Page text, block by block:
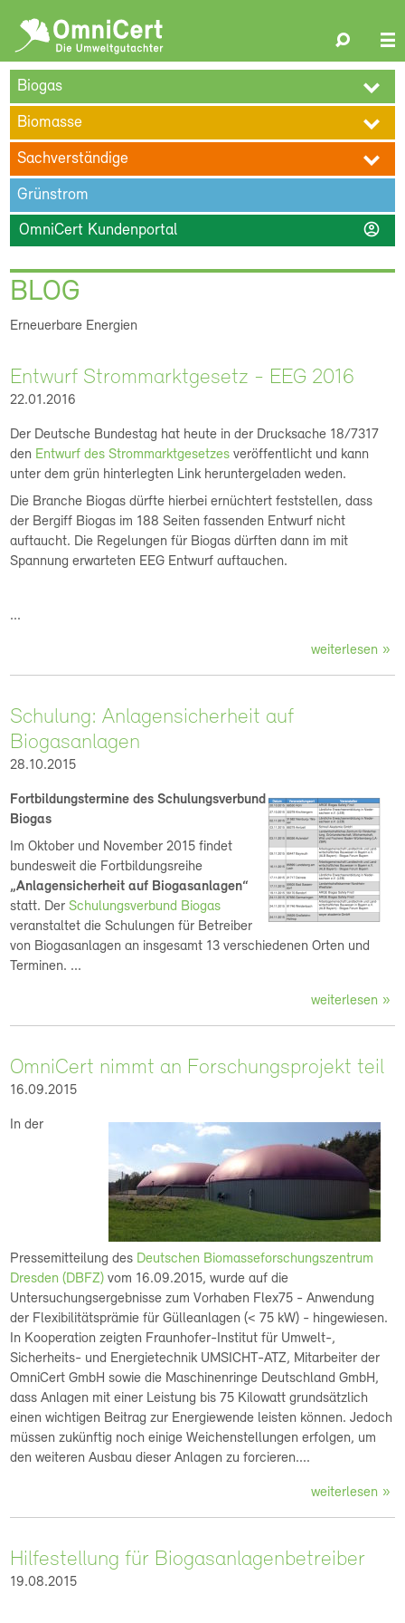
Search
ÜBER UNS BLOG TERMINE REFERENZEN
KARRIERE
KONTAKT
Biogas
Biomasse
Sachverständige
Grünstrom
OmniCert Kundenportal account_circle
BLOG
Erneuerbare Energien
Entwurf Strommarktgesetz - EEG 2016
22.01.2016
Der Deutsche Bundestag hat heute in der Drucksache 18/7317
den Entwurf des Strommarktgesetzes veröffentlicht und kann
unter dem grün hinterlegten Link heruntergeladen weden.
Die Branche Biogas dürfte hierbei ernüchtert feststellen, dass
der Bergiff Biogas im 188 Seiten fassenden Entwurf nicht
auftaucht. Die Regelungen für Biogas dürften dann im mit
Spannung erwarteten EEG Entwurf auftauchen.
...
weiterlesen
Schulung: Anlagensicherheit auf
Biogasanlagen
28.10.2015
Fortbildungstermine des Schulungsverbund
Biogas
Im Oktober und November 2015 findet
bundesweit die Fortbildungsreihe
„Anlagensicherheit auf Biogasanlagen“
statt. DerSchulungsverbund Biogas
veranstaltet die Schulungen für Betreiber
von Biogasanlagen an insgesamt 13 verschiedenen Orten und
Terminen. ...
weiterlesen
OmniCert nimmt an Forschungsprojekt teil
16.09.2015
In der
Pressemitteilung des Deutschen Biomasseforschungszentrum
Dresden (DBFZ) vom 16.09.2015, wurde auf die
Untersuchungsergebnisse zum Vorhaben Flex75 - Anwendung
der Flexibilitätsprämie für Gülleanlagen (< 75 kW) - hingewiesen.
In Kooperation zeigten Fraunhofer-Institut für Umwelt-,
Sicherheits- und Energietechnik UMSICHT-ATZ, Mitarbeiter der
OmniCert GmbH sowie die Maschinenringe Deutschland GmbH,
dass Anlagen mit einer Leistung bis 75 Kilowatt grundsätzlich
einen wichtigen Beitrag zur Energiewende leisten können. Jedoch
müssen zukünftig noch einige Weichenstellungen erfolgen, um
den weiteren Ausbau dieser Anlagen zu forcieren....
weiterlesen
Hilfestellung für Biogasanlagenbetreiber
19.08.2015